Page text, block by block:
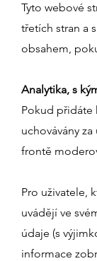
Tyto webové
třetích stran a
obsahem,
Analytika, s
Pokud přidáte
uchovávány
frontě
Pro uživatele,
uvádějí ve
údaje (s
informace